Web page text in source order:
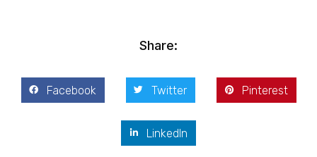
Share:
Facebook Twitter Pinterest
LinkedIn